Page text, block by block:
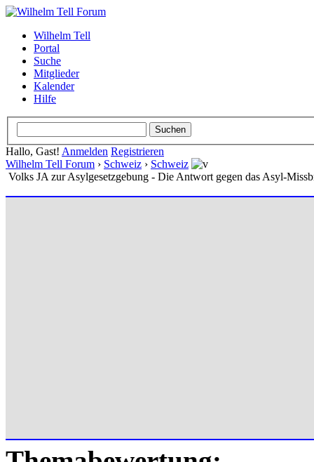
Wilhelm Tell
Portal
Suche
Mitglieder
Kalender
Hilfe
Hallo, Gast! Anmelden Registrieren
Wilhelm Tell Forum › Schweiz › Schweiz
Volks JA zur Asylgesetzgebung - Die Antwort gegen das Asyl-